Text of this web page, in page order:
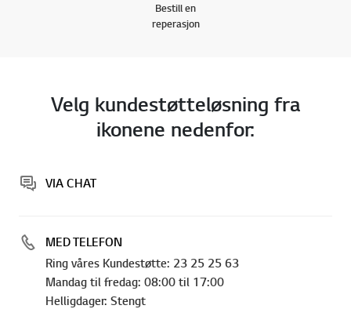
Bestill en
reperasjon
Velg kundestøtteløsning fra
ikonene nedenfor:
VIA CHAT
MED TELEFON
Ring våres Kundestøtte: 23 25 25 63
Mandag til fredag: 08:00 til 17:00
Helligdager: Stengt